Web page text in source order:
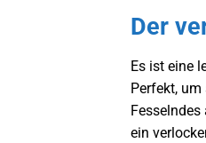
Der
Es ist eine
Perfekt,
ein